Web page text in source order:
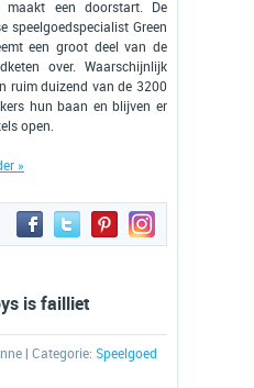
maakt een doorstart. De
speelgoedspecialist Green
een groot deel van de
over. Waarschijnlijk
ruim duizend van de 3200
hun baan en blijven er
open.
»
is failliet
| Categorie: Speelgoed